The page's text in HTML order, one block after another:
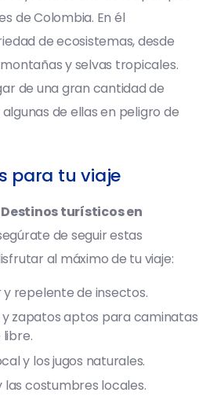
de Colombia. En él
de ecosistemas, desde
y selvas tropicales.
de una gran cantidad de
de ellas en peligro de
para tu viaje
Destinos turísticos en
de seguir estas
al máximo de tu viaje:
repelente de insectos.
zapatos aptos para caminatas
y los jugos naturales.
las costumbres locales.